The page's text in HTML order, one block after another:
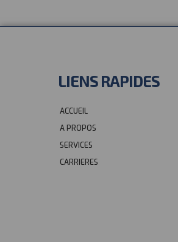
LIENS RAPIDES
ACCUEIL
A PROPOS
SERVICES
CARRIERES